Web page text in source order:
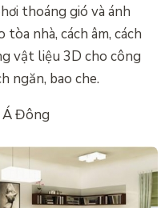
thoáng gió và ánh
nhà, cách âm, cách
vật liệu 3D cho công
ngăn, bao che.
Á Đông